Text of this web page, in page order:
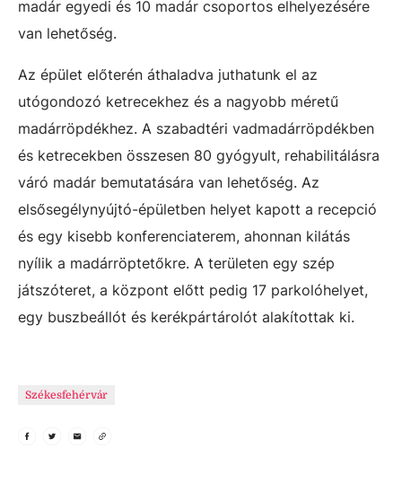
madár egyedi és 10 madár csoportos elhelyezésére
van lehetőség.
Az épület előterén áthaladva juthatunk el az
utógondozó ketrecekhez és a nagyobb méretű
madárröpdékhez. A szabadtéri vadmadárröpdékben
és ketrecekben összesen 80 gyógyult, rehabilitálásra
váró madár bemutatására van lehetőség. Az
elsősegélynyújtó-épületben helyet kapott a recepció
és egy kisebb konferenciaterem, ahonnan kilátás
nyílik a madárröptetőkre. A területen egy szép
játszóteret, a központ előtt pedig 17 parkolóhelyet,
egy buszbeállót és kerékpártárolót alakítottak ki.
Székesfehérvár